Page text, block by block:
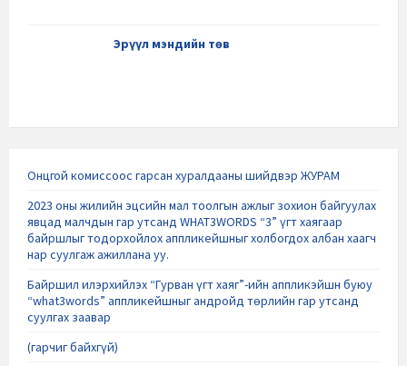
Эрүүл мэндийн төв
Онцгой комиссоос гарсан хуралдааны шийдвэр ЖУРАМ
2023 оны жилийн эцсийн мал тоолгын ажлыг зохион байгуулах
явцад малчдын гар утсанд WHAT3WORDS “3” үгт хаягаар
байршлыг тодорхойлох аппликейшныг холбогдох албан хаагч
нар суулгаж ажиллана уу.
Байршил илэрхийлэх “Гурван үгт хаяг”-ийн аппликэйшн буюу
“what3words” аппликейшныг андройд төрлийн гар утсанд
суулгах заавар
(гарчиг байхгүй)